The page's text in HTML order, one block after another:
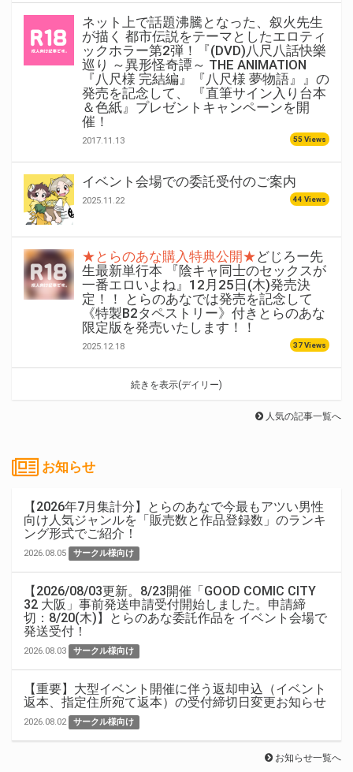
ネット上で話題沸騰となった、叙火先生
が描く 都市伝説をテーマとしたエロティ
ックホラー第2弾！『(DVD)八尺八話快樂
巡り ～異形怪奇譚～ THE ANIMATION
『八尺様 完結編』『八尺様 夢物語』』の
発売を記念して、 『直筆サイン入り台本
＆色紙』プレゼントキャンペーンを開
催！
2017.11.13 55 Views
イベント会場での委託受付のご案内
2025.11.22 44 Views
★とらのあな購入特典公開★どじろー先
生最新単行本 『陰キャ同士のセックスが
一番エロいよね』12月25日(木)発売決
定！！ とらのあなでは発売を記念して
《特製B2タペストリー》付きとらのあな
限定版を発売いたします！！
2025.12.18 37 Views
続きを表示(デイリー)
人気の記事一覧へ
お知らせ
【2026年7月集計分】とらのあなで今最もアツい男性
向け人気ジャンルを「販売数と作品登録数」のランキ
ング形式でご紹介！
2026.08.05 サークル様向け
【2026/08/03更新。8/23開催「GOOD COMIC CITY
32 大阪」事前発送申請受付開始しました。申請締
切：8/20(木)】とらのあな委託作品を イベント会場で
発送受付！
2026.08.03 サークル様向け
【重要】大型イベント開催に伴う返却申込（イベント
返本、指定住所宛て返本）の受付締切日変更お知らせ
2026.08.02 サークル様向け
お知らせ一覧へ